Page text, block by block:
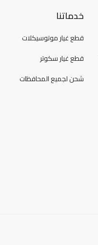
خدماتنا
قطع غيار موتوسيكلات
قطع غيار سكوتر
شحن لجميع المحافظات